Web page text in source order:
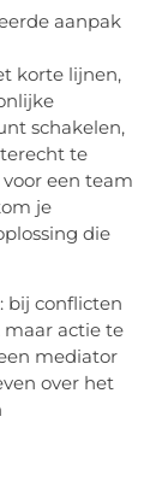
aanpak
korte lijnen,
schakelen,
te
een team
je
die
bij conflicten
actie te
mediator
over het